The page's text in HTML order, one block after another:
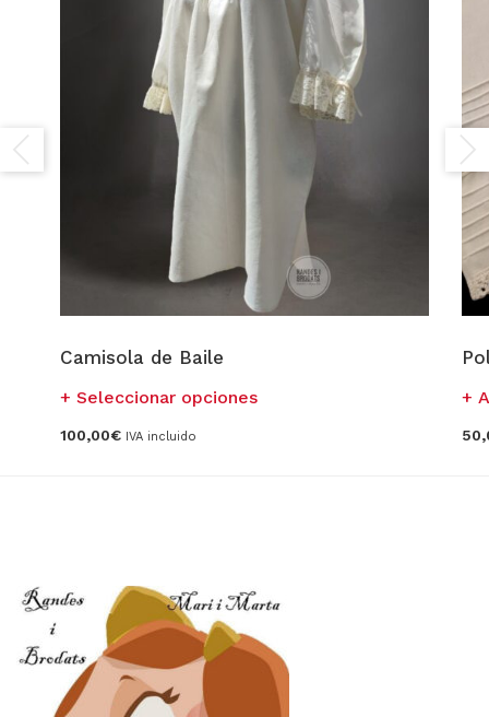
Camisola de Baile
Seleccionar opcionesEste
elegir
en
la
página
100,00€ IVA incluido